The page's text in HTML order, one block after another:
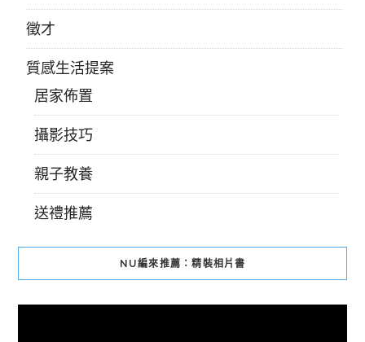
徵才
質感生活提案
居家佈置
攝影技巧
親子教養
送禮推薦
NU編來推薦：精裝相片書